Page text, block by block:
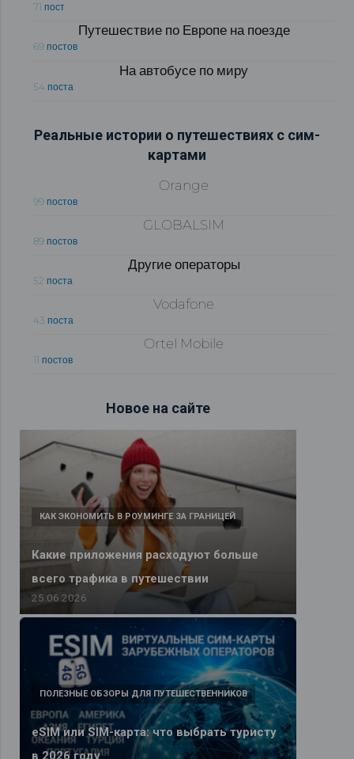
71 пост
Путешествие по Европе на поезде
69 постов
На автобусе по миру
54 поста
Реальные истории о путешествиях с сим-
картами
Orange
99 постов
GLOBALSIM
89 постов
Другие операторы
52 поста
Vodafone
43 поста
Ortel Mobile
11 постов
Новое на сайте
Какие приложения расходуют больше
всего трафика в путешествии
КАК ЭКОНОМИТЬ В РОУМИНГЕ ЗА ГРАНИЦЕЙ
25.06.2026
eSIM или SIM-карта: что выбрать туристу
в 2026 году
ПОЛЕЗНЫЕ ОБЗОРЫ ДЛЯ ПУТЕШЕСТВЕННИКОВ